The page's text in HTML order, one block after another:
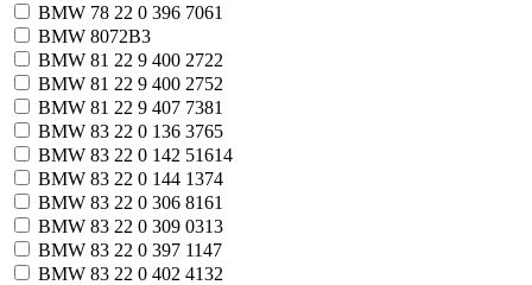
BMW 78 22 0 396 7061
BMW 8072B3
BMW 81 22 9 400 2722
BMW 81 22 9 400 2752
BMW 81 22 9 407 7381
BMW 83 22 0 136 3765
BMW 83 22 0 142 51614
BMW 83 22 0 144 1374
BMW 83 22 0 306 8161
BMW 83 22 0 309 0313
BMW 83 22 0 397 1147
BMW 83 22 0 402 4132